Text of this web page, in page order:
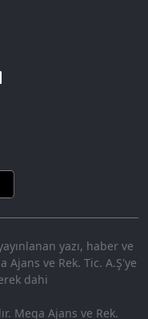
yazı, haber ve
ve Rek. Tic. A.Ş'ye
dahi
Mega Ajans ve Rek.